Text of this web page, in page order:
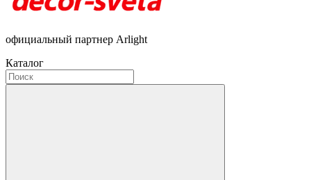
официальный партнер Arlight
Каталог